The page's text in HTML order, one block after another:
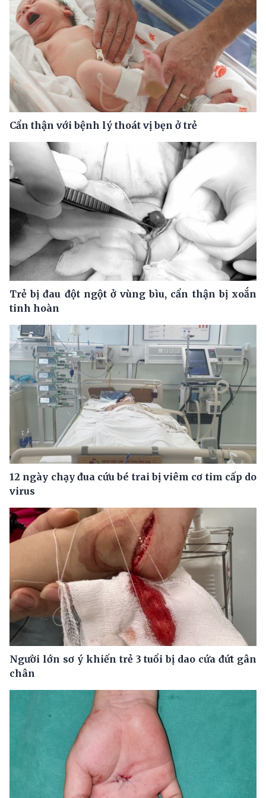
Cẩn thận với bệnh lý thoát vị bẹn ở trẻ
Trẻ bị đau đột ngột ở vùng bìu, cẩn thận bị xoắn
tinh hoàn
12 ngày chạy đua cứu bé trai bị viêm cơ tim cấp do
virus
Người lớn sơ ý khiến trẻ 3 tuổi bị dao cứa đứt gân
chân